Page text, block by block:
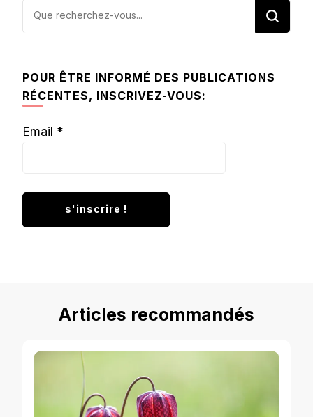
Vous
recherchiez
chose ?
POUR ÊTRE INFORMÉ DES PUBLICATIONS
RÉCENTES, INSCRIVEZ-VOUS:
Email *
Articles recommandés